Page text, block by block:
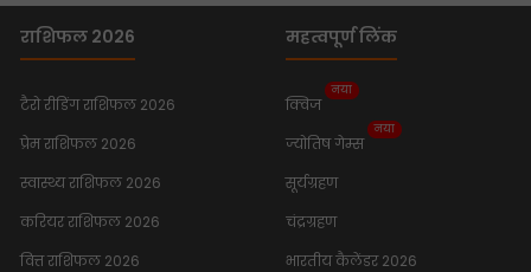
राशिफल 2026
टैरो रीडिंग राशिफल 2026
प्रेम राशिफल 2026
स्वास्थ्य राशिफल 2026
करियर राशिफल 2026
वित्त राशिफल 2026
महत्वपूर्ण लिंक
क्विज
नया
ज्योतिष गेम्स
नया
सूर्यग्रहण
चंद्रग्रहण
भारतीय कैलेंडर 2026